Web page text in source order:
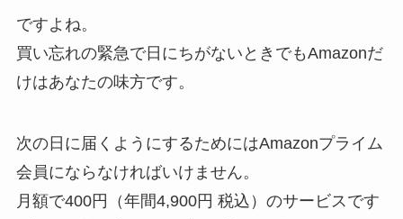
ですよね。
買い忘れの緊急で日にちがないときでもAmazonだ
けはあなたの味方です。
次の日に届くようにするためにはAmazonプライム
会員にならなければいけません。
月額で400円（年間4,900円 税込）のサービスです